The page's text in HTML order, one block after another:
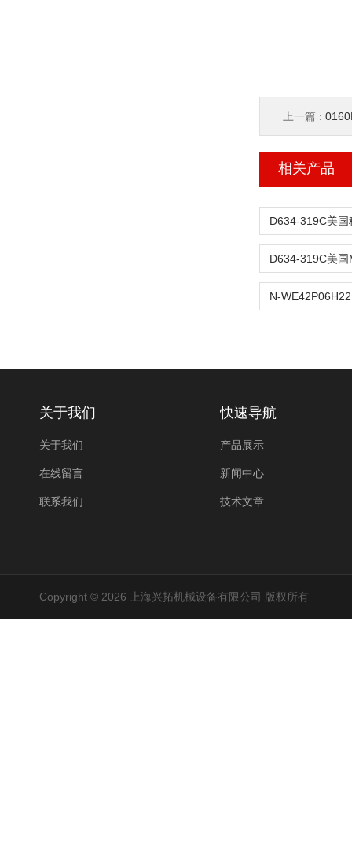
上一篇 :
相关产品
关于我们
关于我们
在线留言
联系我们
快速导航
产品展示
新闻中心
技术文章
Copyright © 2026 上海兴拓机械设备有限公司 版权所有